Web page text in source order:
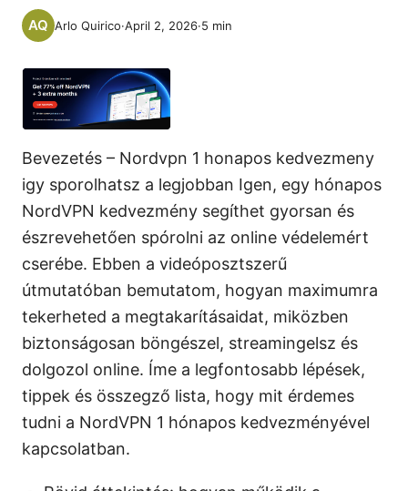
Arlo Quirico·April 2, 2026·5 min
Bevezetés – Nordvpn 1 honapos kedvezmeny
igy sporolhatsz a legjobban Igen, egy hónapos
NordVPN kedvezmény segíthet gyorsan és
észrevehetően spórolni az online védelemért
cserébe. Ebben a videóposztszerű
útmutatóban bemutatom, hogyan maximumra
tekerheted a megtakarításaidat, miközben
biztonságosan böngészel, streamingelsz és
dolgozol online. Íme a legfontosabb lépések,
tippek és összegző lista, hogy mit érdemes
tudni a NordVPN 1 hónapos kedvezményével
kapcsolatban.